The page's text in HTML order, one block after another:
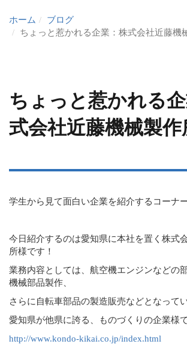
ホーム
ブログ
ちょっと惹かれる企業：株式会社近藤機
ちょっと惹かれる
式会社近藤機械製作
学生から見て面白い企業を紹介するコーナ
今日紹介するのは愛知県に本社を置く株式
所様です！
業務内容としては、航空機エンジンなどの
機械部品製作、
さらに自転車部品の製造販売などとなってい
愛知県が他県に誇る、ものづくりの企業様
http://www.kondo-kikai.co.jp/index.html